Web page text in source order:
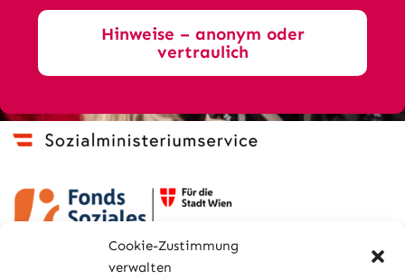
Cookie-Zustimmung
verwalten
Hinweise – anonym oder
vertraulich